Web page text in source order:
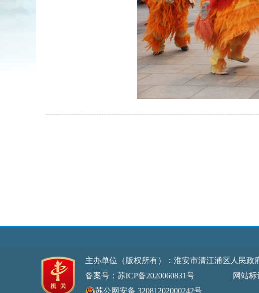
主办单位（版权所有）：淮安市清江浦区人民
备案号：苏ICP备2020060831号
网站标识码
苏公网安备 32081202000242号